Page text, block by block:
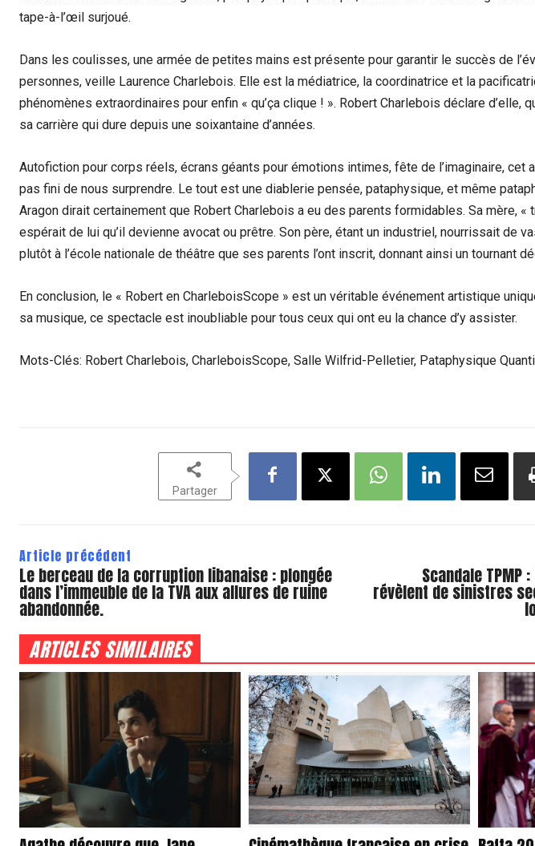
tape-à-l’œil surjoué.
Dans les coulisses, une armée de petites mains est présente pour garantir le succès de
personnes, veille Laurence Charlebois. Elle est la médiatrice, la coordinatrice et la
phénomènes extraordinaires pour enfin « qu’ça clique ! ». Robert Charlebois déclare d’elle,
sa carrière qui dure depuis une soixantaine d’années.
Autofiction pour corps réels, écrans géants pour émotions intimes, fête de l’imaginaire, cet
pas fini de nous surprendre. Le tout est une diablerie pensée, pataphysique, et même
Aragon dirait certainement que Robert Charlebois a eu des parents formidables. Sa mère, «
espérait de lui qu’il devienne avocat ou prêtre. Son père, étant un industriel, nourrissait de
plutôt à l’école nationale de théâtre que ses parents l’ont inscrit, donnant ainsi un tournant
En conclusion, le « Robert en CharleboisScope » est un véritable événement artistique
sa musique, ce spectacle est inoubliable pour tous ceux qui ont eu la chance d’y assister.
Mots-Clés: Robert Charlebois, CharleboisScope, Salle Wilfrid-Pelletier, Pataphysique
Partager
Article précédent
Le berceau de la corruption libanaise : plongée
dans l’immeuble de la TVA aux allures de ruine
abandonnée.
Scandale TPMP
révèlent de sinistres
ARTICLES SIMILAIRES